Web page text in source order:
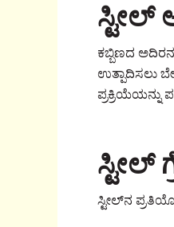
ಸ್ಟೀಲ್
ಕಬ್ಬಿಣದ
ಉತ್ಪಾದಿಸಲು
ಪ್ರಕ್ರಿಯೆಯನ್ನು
ಸ್ಟೀಲ್
ಸ್ಟೀಲ್‌ನ